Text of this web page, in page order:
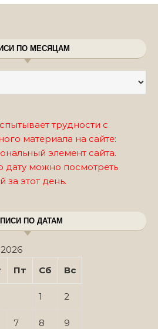
ПО МЕСЯЦАМ
трудности с
материала на сайте:
элемент сайта.
дату можно посмотреть
за этот день.
ПО ДАТАМ
Пт Сб Вс
1 2
7 8 9